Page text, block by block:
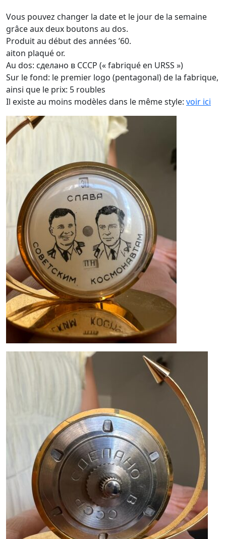
Vous pouvez changer la date et le jour de la semaine
grâce aux deux boutons au dos.
Produit au début des années ’60.
aiton plaqué or.
Au dos: сделано в CCCP (« fabriqué en URSS »)
Sur le fond: le premier logo (pentagonal) de la fabrique,
ainsi que le prix: 5 roubles
Il existe au moins modèles dans le même style: voir ici